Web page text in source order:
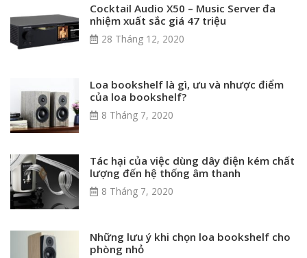
Cocktail Audio X50 – Music Server đa
nhiệm xuất sắc giá 47 triệu
28 Tháng 12, 2020
Loa bookshelf là gì, ưu và nhược điểm
của loa bookshelf?
8 Tháng 7, 2020
Tác hại của việc dùng dây điện kém chất
lượng đến hệ thống âm thanh
8 Tháng 7, 2020
Những lưu ý khi chọn loa bookshelf cho
phòng nhỏ